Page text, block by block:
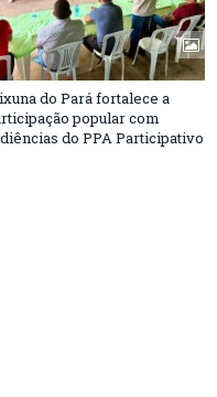
do Pará fortalece a
popular com
do PPA Participativo